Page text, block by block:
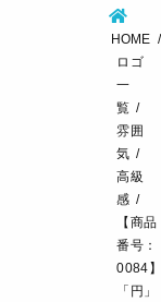
HOME
ロゴ
一
覧
雰囲
気
高級
感
【商品
番号：
0084】
「円」